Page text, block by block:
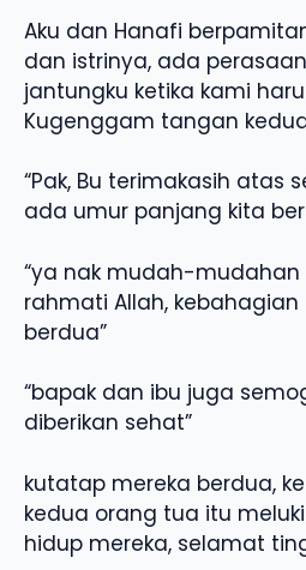
Aku dan Hanafi
dan istrinya, ada
jantungku ketika kami
Kugenggam tangan
“Pak, Bu terimakasih atas
ada umur panjang kita
“ya nak mudah-
rahmati Allah, kebahagian
berdua”
“bapak dan ibu juga
diberikan sehat”
kutatap mereka berdua,
kedua orang tua itu
hidup mereka, selamat